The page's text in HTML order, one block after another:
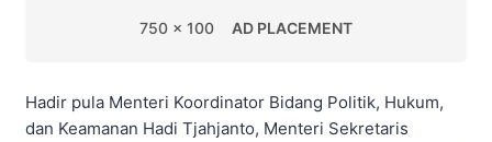
750 x 100 AD PLACEMENT
Hadir pula Menteri Koordinator Bidang Politik, Hukum,
dan Keamanan Hadi Tjahjanto, Menteri Sekretaris